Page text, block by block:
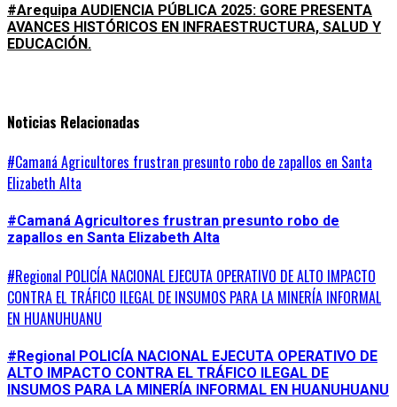
#Arequipa AUDIENCIA PÚBLICA 2025: GORE PRESENTA
AVANCES HISTÓRICOS EN INFRAESTRUCTURA, SALUD Y
EDUCACIÓN.
Noticias Relacionadas
#Camaná Agricultores frustran presunto robo de zapallos en Santa
Elizabeth Alta
#Camaná Agricultores frustran presunto robo de
zapallos en Santa Elizabeth Alta
#Regional POLICÍA NACIONAL EJECUTA OPERATIVO DE ALTO IMPACTO
CONTRA EL TRÁFICO ILEGAL DE INSUMOS PARA LA MINERÍA INFORMAL
EN HUANUHUANU
#Regional POLICÍA NACIONAL EJECUTA OPERATIVO DE
ALTO IMPACTO CONTRA EL TRÁFICO ILEGAL DE
INSUMOS PARA LA MINERÍA INFORMAL EN HUANUHUANU